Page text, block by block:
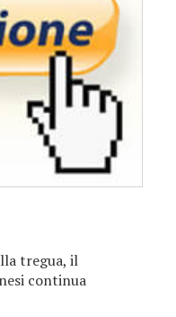
tregua, il
continua